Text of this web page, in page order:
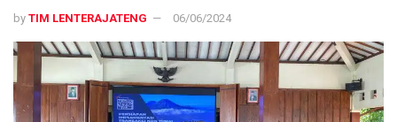
by TIM LENTERAJATENG 06/06/2024